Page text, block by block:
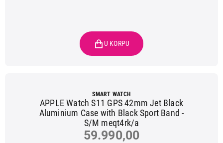
SMART WATCH
APPLE Watch S11 GPS 42mm Jet Black
Aluminium Case with Black Sport Band -
S/M meqt4rk/a
59.990,00